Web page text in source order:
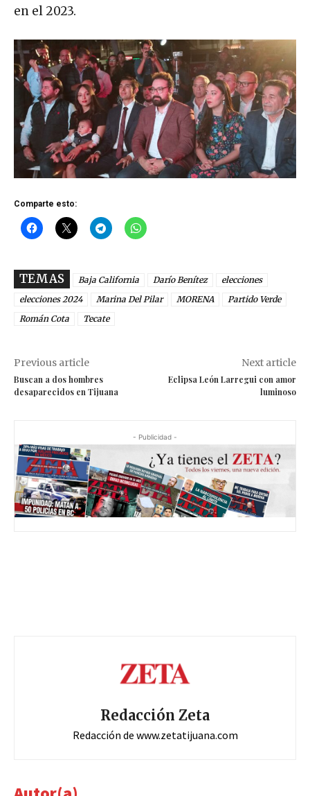
en el 2023.
Comparte esto:
TEMAS Baja California Darío Benítez
elecciones
elecciones 2024
Marina Del Pilar MORENA
Partido Verde
Román Cota
Tecate
Previous article
Buscan a dos hombres
desaparecidos en Tijuana
Next article
Eclipsa León Larregui con amor
luminoso
- Publicidad -
Redacción Zeta
Redacción de www.zetatijuana.com